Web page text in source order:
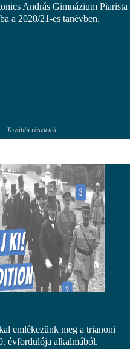
András Gimnázium Piarista
a 2020/21-es tanévben.
További részletek
emlékezünk meg a trianoni
évfordulója alkalmából.